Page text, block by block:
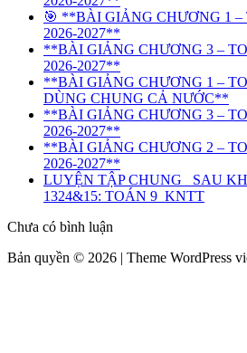
🎯 **BÀI GIẢNG CHƯƠNG 1
2026-2027**
**BÀI GIẢNG CHƯƠNG 3 –
2026-2027**
**BÀI GIẢNG CHƯƠNG 1 –
DÙNG CHUNG CẢ NƯỚC**
**BÀI GIẢNG CHƯƠNG 3 –
2026-2027**
**BÀI GIẢNG CHƯƠNG 2 –
2026-2027**
LUYỆN TẬP CHUNG_ SAU
1324&15: TOÁN 9_KNTT
Chưa có bình luận
Bản quyền © 2026 | Theme WordPress